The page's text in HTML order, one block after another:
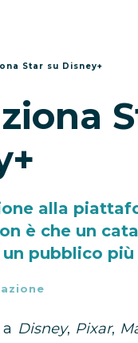
Star su Disney+
alla
è che un
pubblico
Disney, Pixar,